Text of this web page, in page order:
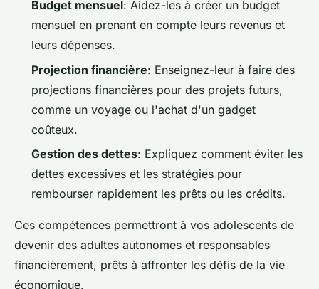
Budget mensuel: Aidez-les à créer un budget
mensuel en prenant en compte leurs revenus et
leurs dépenses.
Projection financière: Enseignez-leur à faire des
projections financières pour des projets futurs,
comme un voyage ou l'achat d'un gadget
coûteux.
Gestion des dettes: Expliquez comment éviter les
dettes excessives et les stratégies pour
rembourser rapidement les prêts ou les crédits.
Ces compétences permettront à vos adolescents de
devenir des adultes autonomes et responsables
financièrement, prêts à affronter les défis de la vie
économique.